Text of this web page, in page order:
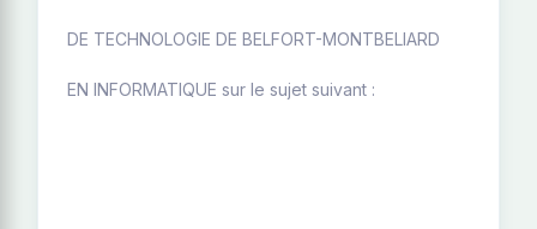
DE TECHNOLOGIE DE BELFORT-MONTBELIARD
EN INFORMATIQUE sur le sujet suivant :